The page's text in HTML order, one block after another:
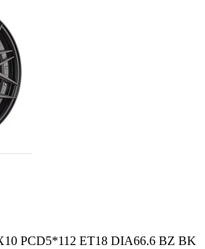
PCD5*112 ET18 DIA66.6 BZ BK